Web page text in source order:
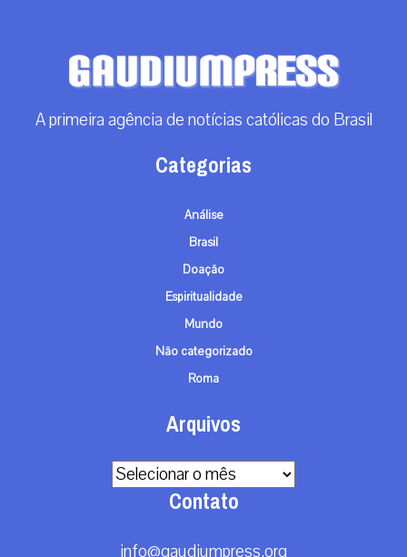
A primeira agência de notícias católicas do Brasil
Categorias
Análise
Brasil
Doação
Espiritualidade
Mundo
Não categorizado
Roma
Arquivos
Arquivos
Contato
info@gaudiumpress.org